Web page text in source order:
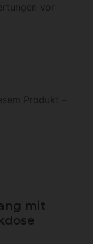
vor
Produkt –
mit